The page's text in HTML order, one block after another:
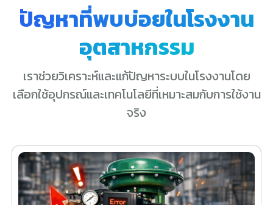
ปัญหาที่พบบ่อยในโรงงาน
อุตสาหกรรม
เราช่วยวิเคราะห์และแก้ปัญหาระบบในโรงงานโดย
เลือกใช้อุปกรณ์และเทคโนโลยีที่เหมาะสมกับการใช้งาน
จริง